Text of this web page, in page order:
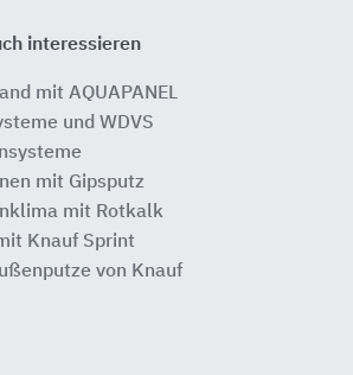
interessieren
mit AQUAPANEL
und WDVS
mit Gipsputz
mit Rotkalk
Knauf Sprint
von Knauf